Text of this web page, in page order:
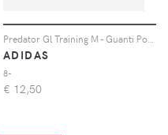
ADIDAS
8-
€ 12,50